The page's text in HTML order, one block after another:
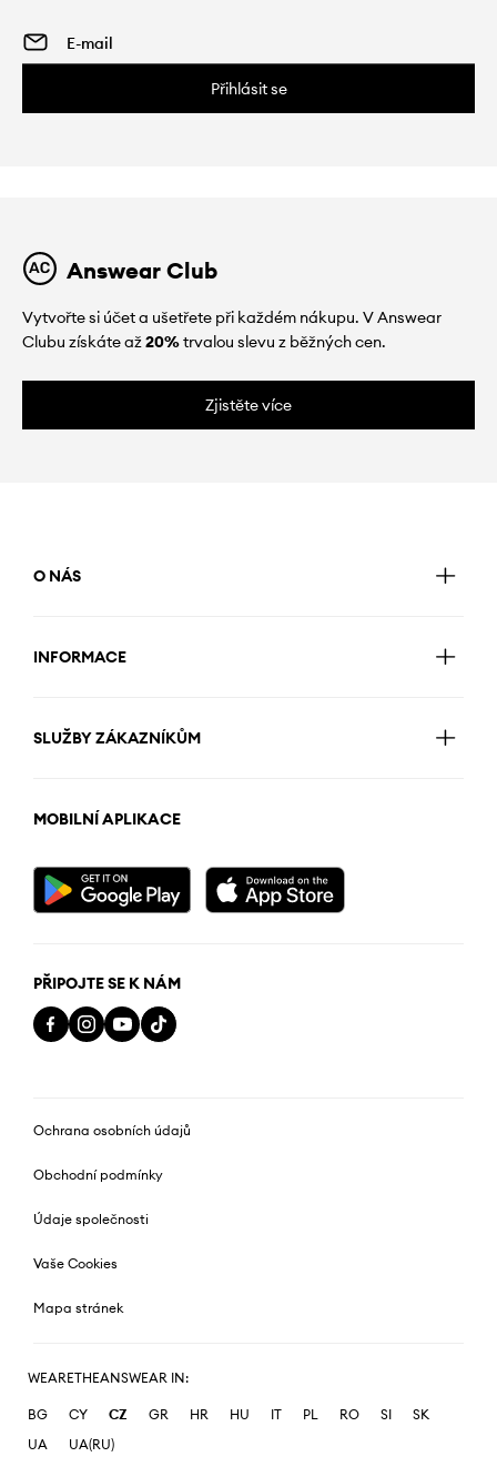
Přihlásit se
Answear Club
Vytvořte si účet a ušetřete při každém nákupu. V Answear
Clubu získáte až20%trvalou slevu z běžných cen.
Zjistěte více
O NÁS
INFORMACE
SLUŽBY ZÁKAZNÍKŮM
MOBILNÍ APLIKACE
PŘIPOJTE SE K NÁM
Ochrana osobních údajů
Obchodní podmínky
Údaje společnosti
Vaše Cookies
Mapa stránek
WEARETHEANSWEAR IN:
BG CY CZ GR HR HU IT PL RO SI
SK
UA
UA(RU)